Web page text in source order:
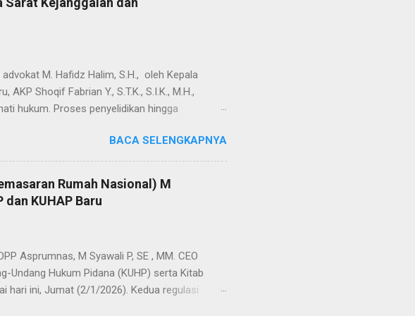
M. Hafidz Halim, S.H., oleh Kepala
Shoqif Fabrian Y., S.T.K., S.I.K., M.H.,
hukum. Proses penyelidikan hingga
lantaran laporan polisi tertanggal 4 Desember
sejak awal, baik dalam penentuan organisasi
yang dinilai melampaui kewenangan
kewenangan sebagai advokat melalui
Indonesia (P3HI) oleh Wijiono, S.H., selaku
BACA SELENGKAPNYA
Rumah Nasional) M
KUHAP Baru
M Syawali P, SE , MM. CEO
Undang Hukum Pidana (KUHP) serta Kitab
hari ini, Jumat (2/1/2026). Kedua regulasi